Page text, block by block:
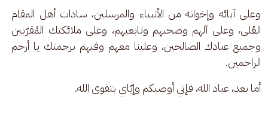
وعلى آبائه وإخوانه من الأنبياء والمرسلين، سادات أهل المقام
العُلى، وعلى آلهم وصحبهم وتابعيهم، وعلى ملائكتك المُقرّبين
وجميع عبادك الصالحين، وعلينا معهم وفيهم برحمتك يا أرحم
الراحمين.
أما بعد، عباد الله، فإني أوصيكم وإيّاي بتقوى الله.